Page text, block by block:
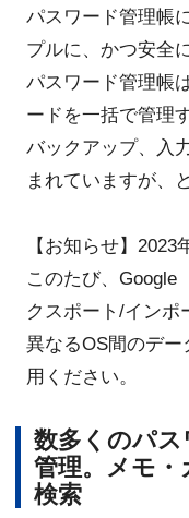
パスワード管理帳
プルに、かつ安全
パスワード管理帳
ードを一括で管理
バックアップ、入
まれていますが、
【お知らせ】2023
このたび、Google
クスポート/インポ
異なるOS間のデ
用ください。
数多くのパ
管理。メモ
検索